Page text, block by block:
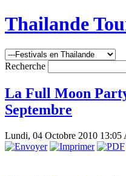
Thailande
Recherche
La Full Moon
Septembre
Lundi, 04 Octobre 2010 13:05